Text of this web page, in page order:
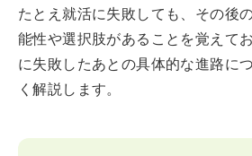
たとえ就活に失敗しても、その後
能性や選択肢があることを覚えて
に失敗したあとの具体的な進路に
く解説します。